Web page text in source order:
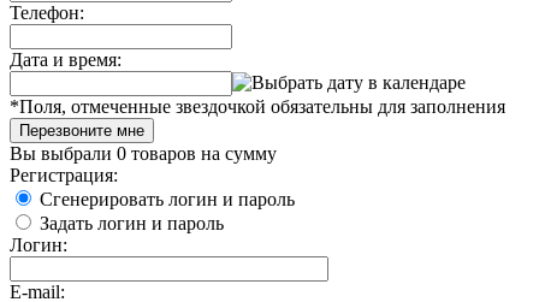
Телефон:
Дата и время:
*Поля, отмеченные звездочкой обязательны для заполнения
Перезвоните мне
Вы выбрали 0 товаров на сумму
Регистрация:
Сгенерировать логин и пароль
Задать логин и пароль
Логин:
E-mail: